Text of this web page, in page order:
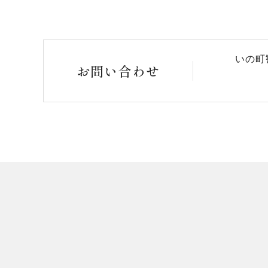
お問い合わせ
いの